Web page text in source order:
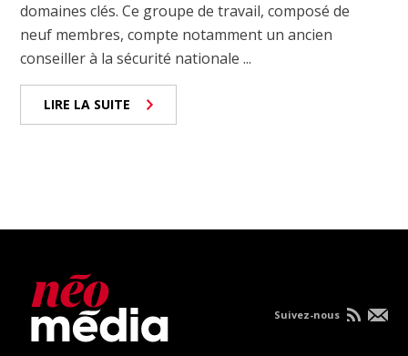
domaines clés. Ce groupe de travail, composé de
neuf membres, compte notamment un ancien
conseiller à la sécurité nationale ...
LIRE LA SUITE
Suivez-nous